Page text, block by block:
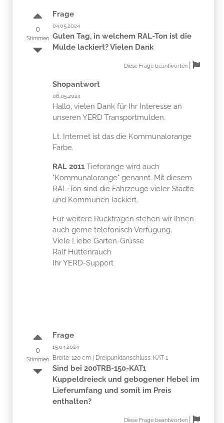
0
Stimmen
Frage
04.05.2024
Guten Tag, in welchem RAL-Ton ist die
Mulde lackiert? Vielen Dank
Diese Frage beantworten
Shopantwort
06.05.2024
Hallo, vielen Dank für Ihr Interesse an
unseren YERD Transportmulden.
Lt. Internet ist das die Kommunalorange
Farbe.
RAL 2011 Tieforange wird auch
"Kommunalorange" genannt. Mit diesem
RAL-Ton sind die Fahrzeuge vieler Städte
und Kommunen lackiert.
Für weitere Rückfragen stehen wir Ihnen
auch gerne telefonisch Verfügung.
Viele Liebe Garten-Grüsse
Ralf Hüttenrauch
Ihr YERD-Support
0
Stimmen
Frage
15.04.2024
Breite: 120 cm | Dreipunktanschluss: KAT 1
Sind bei 200TRB-150-KAT1
Kuppeldreieck und gebogener Hebel im
Lieferumfang und somit im Preis
enthalten?
Diese Frage beantworten